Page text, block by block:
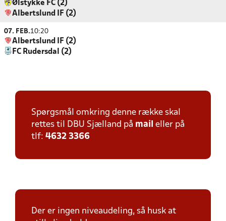
Ølstykke FC (2)
Albertslund IF (2)
07. FEB.10:20
Albertslund IF (2)
FC Rudersdal (2)
Spørgsmål omkring denne række skal
rettes til DBU Sjælland på mail eller på
tlf: 4632 3366
Der er ingen niveaudeling, så husk at